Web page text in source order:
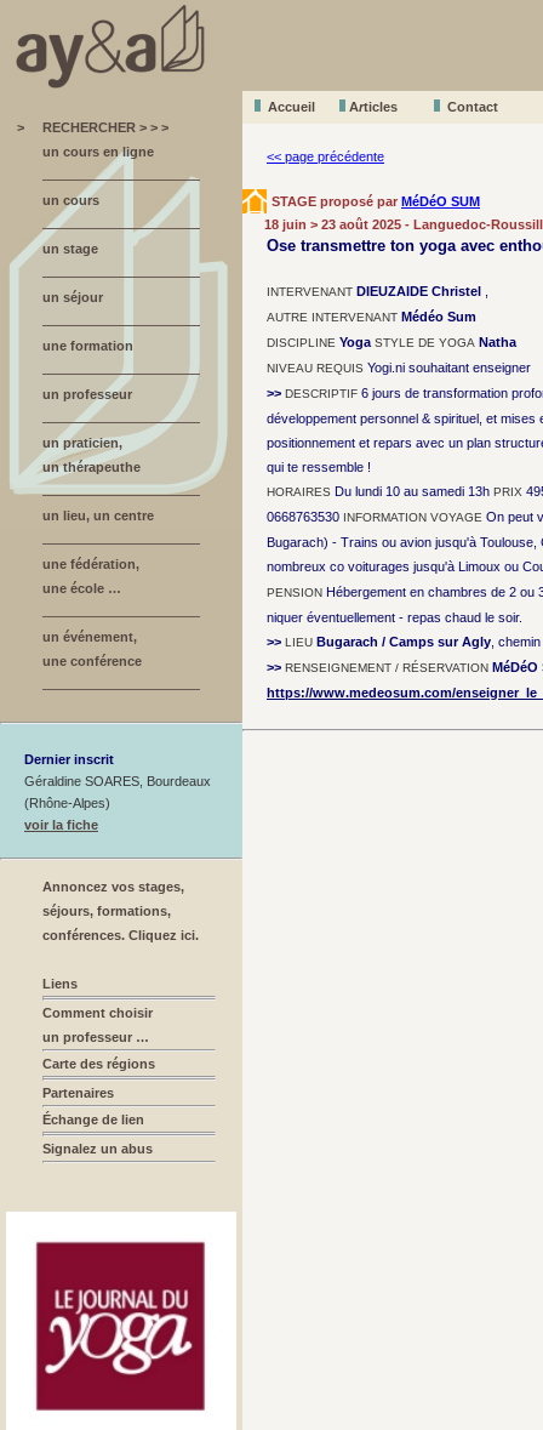
Accueil Articles
Contact
>
RECHERCHER > > >
un cours en ligne
un cours
un stage
un séjour
une formation
un professeur
un praticien,
un thérapeuthe
un lieu, un centre
une fédération,
une école …
un événement,
une conférence
Dernier inscrit
Géraldine SOARES, Bourdeaux
(Rhône-Alpes)
voir la fiche
Annoncez vos stages,
séjours, formations,
conférences. Cliquez ici.
Liens
Comment choisir
un professeur …
Carte des régions
Partenaires
Échange de lien
Signalez un abus
<< page précédente
STAGE proposé par MéDéO SUM
18 juin > 23 août 2025 - Languedoc-
Ose transmettre ton yoga avec
INTERVENANT DIEUZAIDE Christel
AUTRE INTERVENANT Médéo Sum
DISCIPLINE Yoga STYLE DE YOGA Natha
NIVEAU REQUIS Yogi.ni souhaitant enseigner
>> DESCRIPTIF 6 jours de transformation
développement personnel & spirituel, et mises
positionnement et repars avec un plan
qui te ressemble !
HORAIRES Du lundi 10 au samedi 13h PRIX
0668763530 INFORMATION VOYAGE On peut
Bugarach) - Trains ou avion jusqu'à
nombreux co voiturages jusqu'à Limoux ou
PENSION Hébergement en chambres de 2 ou
niquer éventuellement - repas chaud le soir.
>> LIEU Bugarach / Camps sur Agly ,
>> RENSEIGNEMENT / RÉSERVATION MéDéO
https://www.medeosum.com/